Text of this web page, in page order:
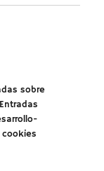
sobre
cookies
a otros